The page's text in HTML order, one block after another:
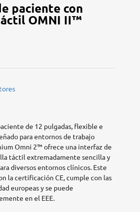
paciente con
OMNI II™
de 12 pulgadas, flexible e
para entornos de trabajo
Omni 2™ ofrece una interfaz de
táctil extremadamente sencilla y
diversos entornos clínicos. Este
la certificación CE, cumple con las
europeas y se puede
en el EEE.